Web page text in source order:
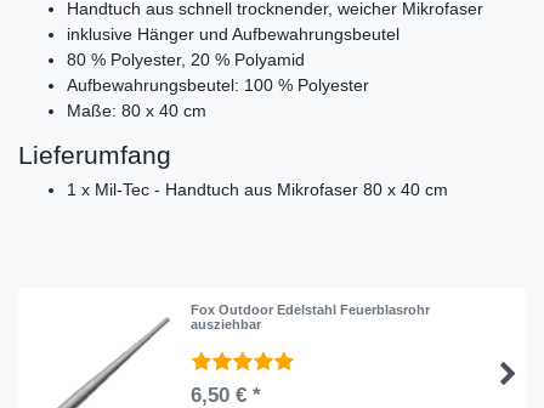
Handtuch aus schnell trocknender, weicher Mikrofaser
inklusive Hänger und Aufbewahrungsbeutel
80 % Polyester, 20 % Polyamid
Aufbewahrungsbeutel: 100 % Polyester
Maße: 80 x 40 cm
Lieferumfang
1 x Mil-Tec - Handtuch aus Mikrofaser 80 x 40 cm
Fox Outdoor Edelstahl Feuerblasrohr
ausziehbar
6,50 € *